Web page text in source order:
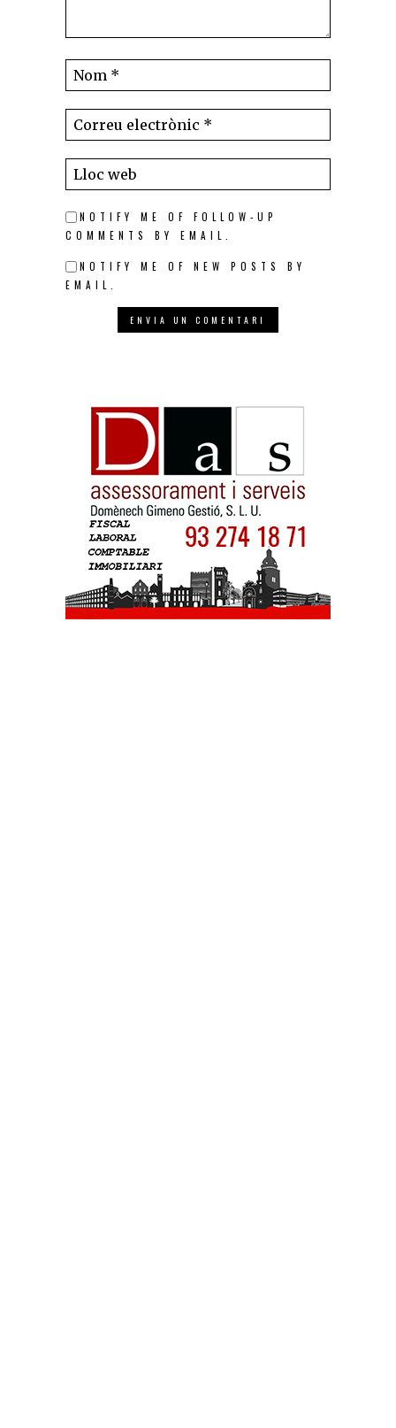
NOTIFY ME OF FOLLOW-UP
COMMENTS BY EMAIL.
NOTIFY ME OF NEW POSTS BY
EMAIL.